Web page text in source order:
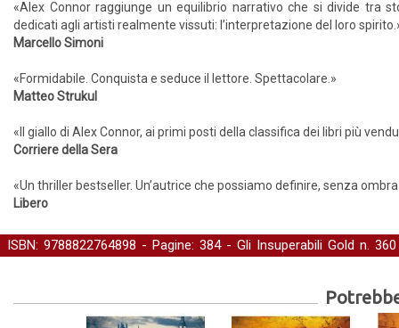
«Alex Connor raggiunge un equilibrio narrativo che si divide tra
dedicati agli artisti realmente vissuti: l’interpretazione del loro
Marcello Simoni
«Formidabile. Conquista e seduce il lettore. Spettacolare.»
Matteo Strukul
«Il giallo di Alex Connor, ai primi posti della classifica dei libri più
Corriere della Sera
«Un thriller bestseller. Un’autrice che possiamo definire, senza
Libero
ISBN: 9788822764898 - Pagine: 384 - Gli Insuperabili Gold n.